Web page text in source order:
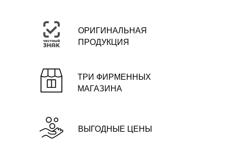
ОРИГИНАЛЬНАЯ
ПРОДУКЦИЯ
ТРИ ФИРМЕННЫХ
МАГАЗИНА
ВЫГОДНЫЕ ЦЕНЫ